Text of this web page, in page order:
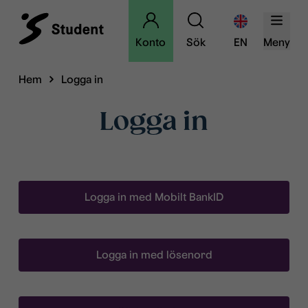
Konto Sök EN Meny
Hem Logga in
Logga in
Logga in med Mobilt BankID
Logga in med lösenord